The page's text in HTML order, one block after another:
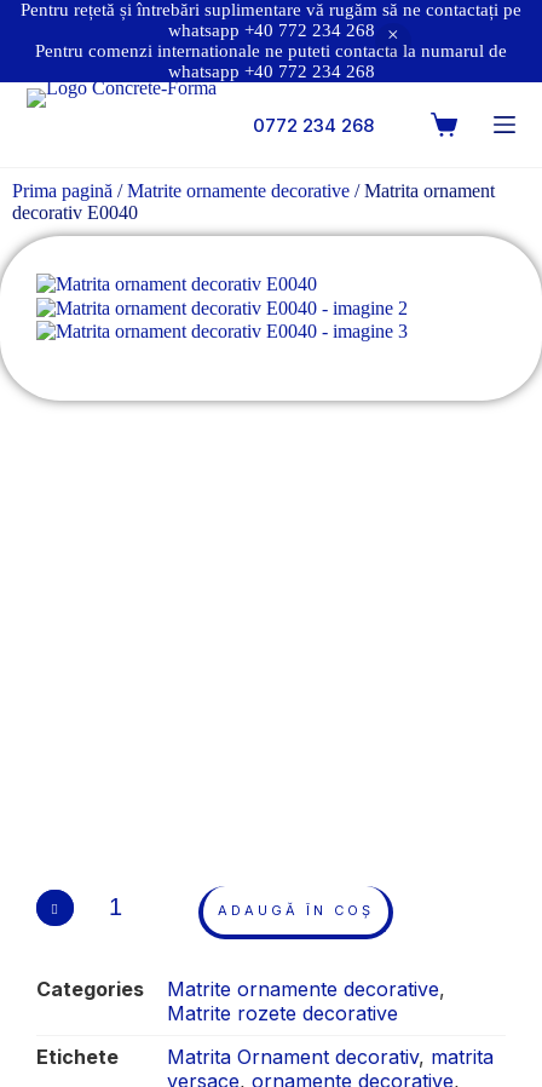
Pentru rețetă și întrebări suplimentare vă rugăm să ne contactați pe
whatsapp +40 772 234 268
Pentru comenzi internationale ne puteti contacta la numarul de
whatsapp +40 772 234 268
0772 234 268
Prima pagină /Matrite ornamente decorative / Matrita ornament
decorativ E0040
ADAUGĂ ÎN COȘ
Categories Matrite ornamente decorative,
Matrite rozete decorative
Etichete
Matrita Ornament decorativ, matrita
versace, ornamente decorative,